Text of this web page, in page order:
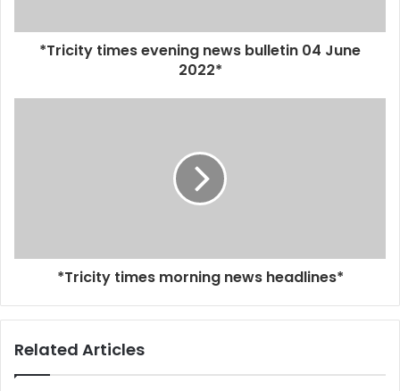
*Tricity times evening news bulletin 04 June
2022*
*Tricity times morning news headlines*
Related Articles